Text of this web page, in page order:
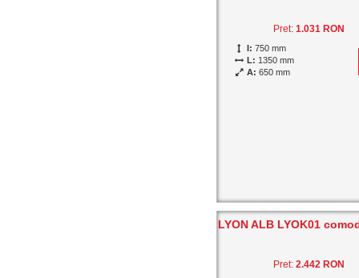
Pret:1.031 RON
I: 750 mm
L: 1350 mm
A: 650 mm
LYON ALB LYOK01
Pret:2.442 RON